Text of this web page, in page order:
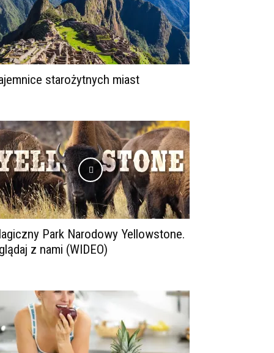
starożytnych miast
Park Narodowy Yellowstone.
z nami (WIDEO)